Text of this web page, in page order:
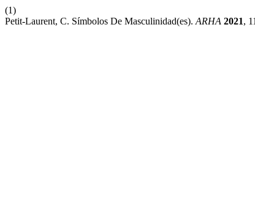
(1)
Petit-Laurent, C. Símbolos De Masculinidad(es). ARHA 2021,